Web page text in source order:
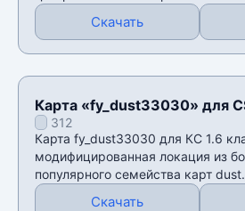
Скачать
Карта «fy_dust33030» для
312
Карта fy_dust33030 для КС 1.6
модифицированная локация из
популярного семейства карт dust.
Скачать